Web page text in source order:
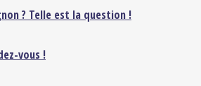
? Telle est la question !
vous !